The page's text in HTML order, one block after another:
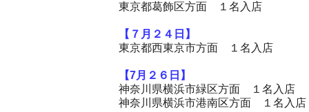
東京都葛飾区方面 １名入店
【７月２４ 日】
東京都西東京市方面 １名入店
【7月２６日】
神奈川県横浜市緑区方面 １名入店
神奈川県横浜市港南区方面 １名入店